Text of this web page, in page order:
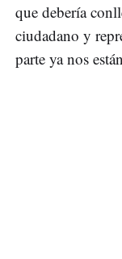
que debería
ciudadano y
parte ya nos